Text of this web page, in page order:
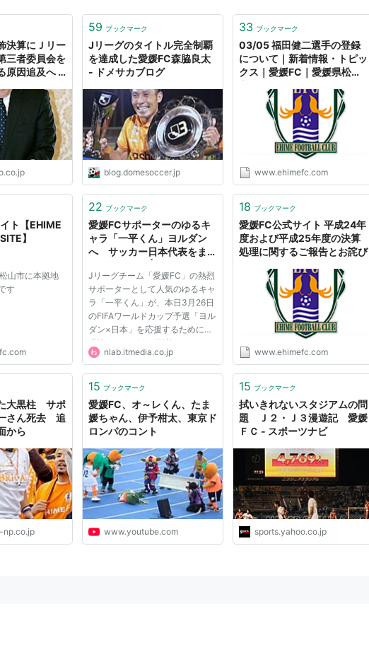
決算にＪリー
者委員会を
原因追及へ -
59 ブックマーク
Jリーグのタイトル完全制覇
を達成した愛媛FC森脇良太
- ドメサカブログ
blog.domesoccer.jp
33 ブックマーク
03/05 福田健二選手の登録
について｜新着情報・トピッ
クス｜愛媛FC｜愛媛県松山
www.ehimefc.com
ト【EHIME
】
山市に本拠地
す
22 ブックマーク
愛媛FCサポーターのゆるキ
ャラ「一平くん」ヨルダン
へ サッカー日本代表をまさ
Jリーグチーム「愛媛FC」の熱烈
サポーターとして人気のゆるキャ
ラ「一平くん」が、本日3月26日
のFIFAワールドカップ予選「ヨル
ダン×日本」を応援するために、
現地のヨルダンに到着しました。
あのカエル姿で、無事にスタジア
っています。 一平くんは元々、
県...
nlab.itmedia.co.jp
18 ブックマーク
愛媛FC公式サイト 平成24年
度および平成25年度の決算
処理に関するご報告とお詫び
www.ehimefc.com
大黒柱 サポ
さん死去 追
から
np.co.jp
15 ブックマーク
愛媛FC、オ～レくん、たま
媛ちゃん、伊予柑太、東京ド
ロンパのコント
www.youtube.com
15 ブックマーク
拭いきれないスタジアムの問
題 Ｊ２・Ｊ３漫遊記 愛媛
ＦＣ - スポーツナビ
sports.yahoo.co.jp